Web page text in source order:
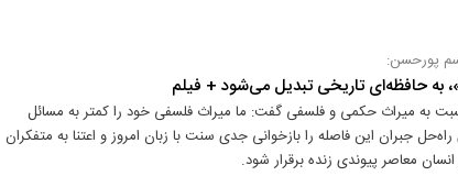
پورحسن:
به حافظه‌ای تاریخی تبدیل می‌شود + فیلم
به میراث حکمی و فلسفی گفت: ما میراث فلسفی خود را کمتر به مسائل
جبران این فاصله را بازخوانی جدی سنت با زبان امروز و اعتنا به متفکران
معاصر پیوندی زنده برقرار شود.